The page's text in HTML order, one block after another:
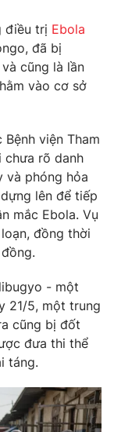
điều trị Ebola
đã bị
cũng là lần
vào cơ sở
viện Tham
chưa rõ danh
và phóng hỏa
lên để tiếp
mắc Ebola. Vụ
đồng thời
- một
21/5, một trung
cũng bị đốt
đưa thi thể
táng.